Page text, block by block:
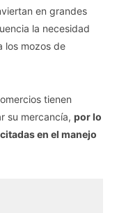
en grandes
la necesidad
los mozos de
tienen
su mercancía, por lo
en el manejo